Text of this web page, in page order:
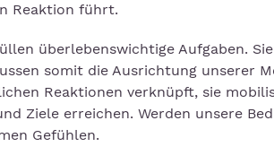
Reaktion führt.
überlebenswichtige Aufgaben.
somit die Ausrichtung unserer
Reaktionen verknüpft, sie
Ziele erreichen. Werden unsere
Gefühlen.